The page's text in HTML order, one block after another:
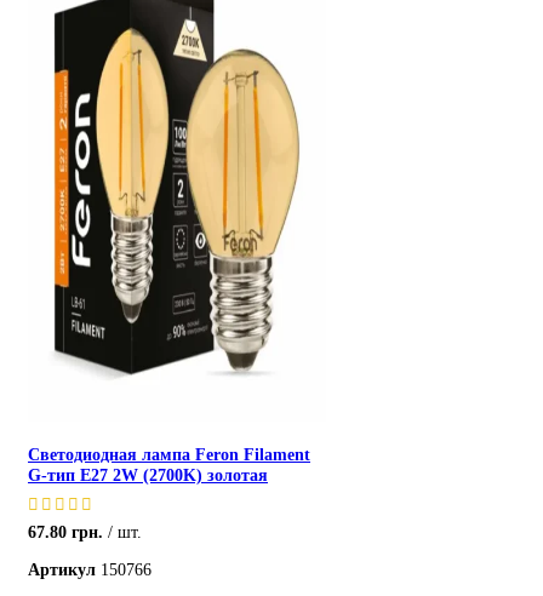
Светодиодная лампа Feron Filament
G-тип E27 2W (2700K) золотая
67.80 грн.
шт.
Артикул 150766